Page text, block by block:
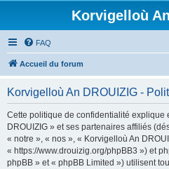
Korvigelloù
FAQ
Accueil du forum
Korvigelloù An DROUIZIG -
Cette politique de confidentialité explique
DROUIZIG » et ses partenaires affiliés
« notre », « nos », « Korvigelloù An
« https://www.drouizig.org/phpBB3 ») et
phpBB » et « phpBB Limited ») utilisent